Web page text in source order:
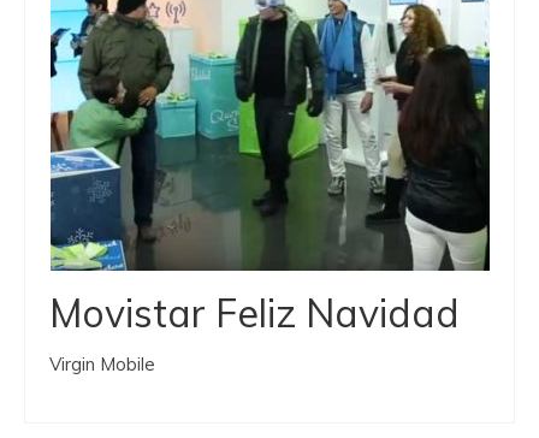
Movistar Feliz Navidad
Virgin Mobile